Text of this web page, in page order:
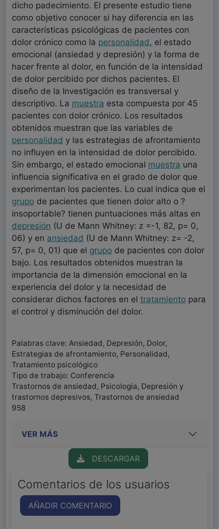
dicho padecimiento. El presente estudio tiene
como objetivo conocer si hay diferencia en las
características psicológicas de pacientes con
dolor crónico como la personalidad, el estado
emocional (ansiedad y depresión) y la forma de
hacer frente al dolor, en función de la intensidad
de dolor percibido por dichos pacientes. El
diseño de la Investigación es transversal y
descriptivo. La muestra esta compuesta por 45
pacientes con dolor crónico. Los resultados
obtenidos muestran que las variables de
personalidad y las estrategias de afrontamiento
no influyen en la intensidad de dolor percibido.
Sin embargo, el estado emocional muestra una
influencia significativa en el grado de dolor que
experimentan los pacientes. Lo cual indica que el
grupo de pacientes que tienen dolor alto o ?
insoportable? tienen puntuaciones más altas en
depresión (U de Mann Whitney: z =-1, 82, p= 0,
06) y en ansiedad (U de Mann Whitney: z= -2,
57, p= 0, 01) que el grupo de pacientes con dolor
bajo. Los resultados obtenidos muestran la
importancia de la dimensión emocional en la
experiencia del dolor y la necesidad de
considerar dichos factores en el tratamiento para
el control y disminución del dolor.
Palabras clave: Ansiedad, Depresión, Dolor,
Estrategias de afrontamiento, Personalidad,
Tratamiento psicológico
Tipo de trabajo: Conferencia
Trastornos de ansiedad, Psicología, Depresión y
trastornos depresivos, Trastornos de ansiedad
958
VER MÁS
DESCARGAR
Comentarios de los usuarios
AÑADIR COMENTARIO